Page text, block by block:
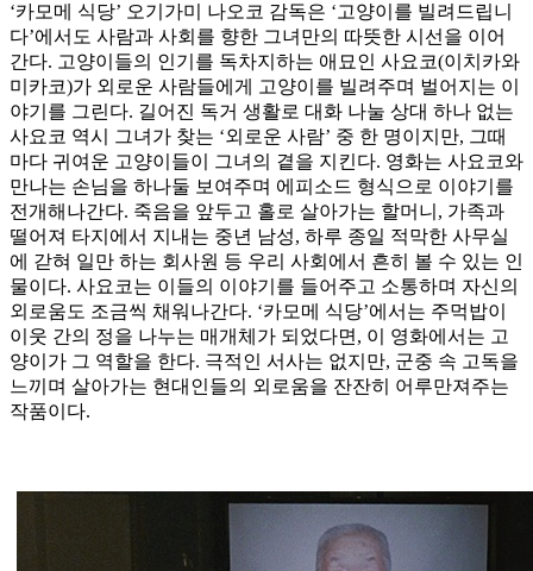
‘카모메 식당’ 오기가미 나오코 감독은 ‘고양이를 빌려드립니
다’에서도 사람과 사회를 향한 그녀만의 따뜻한 시선을 이어
간다. 고양이들의 인기를 독차지하는 애묘인 사요코(이치카와
미카코)가 외로운 사람들에게 고양이를 빌려주며 벌어지는 이
야기를 그린다. 길어진 독거 생활로 대화 나눌 상대 하나 없는
사요코 역시 그녀가 찾는 ‘외로운 사람’ 중 한 명이지만, 그때
마다 귀여운 고양이들이 그녀의 곁을 지킨다. 영화는 사요코와
만나는 손님을 하나둘 보여주며 에피소드 형식으로 이야기를
전개해나간다. 죽음을 앞두고 홀로 살아가는 할머니, 가족과
떨어져 타지에서 지내는 중년 남성, 하루 종일 적막한 사무실
에 갇혀 일만 하는 회사원 등 우리 사회에서 흔히 볼 수 있는 인
물이다. 사요코는 이들의 이야기를 들어주고 소통하며 자신의
외로움도 조금씩 채워나간다. ‘카모메 식당’에서는 주먹밥이
이웃 간의 정을 나누는 매개체가 되었다면, 이 영화에서는 고
양이가 그 역할을 한다. 극적인 서사는 없지만, 군중 속 고독을
느끼며 살아가는 현대인들의 외로움을 잔잔히 어루만져주는
작품이다.